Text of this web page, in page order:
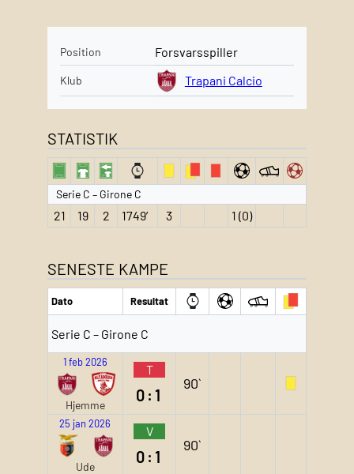
Position Forsvarsspiller
Klub Trapani Calcio
STATISTIK
Serie C – Girone C
21 19 2 1749′ 3 1 (0)
SENESTE KAMPE
Dato Resultat
Serie C – Girone C
1 feb 2026
Hjemme
T
0:1
90`
25 jan 2026
Ude
V
0:1
90`